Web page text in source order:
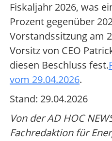
Fiskaljahr 2026, was
Prozent gegenüber
Vorstandssitzung am
Vorsitz von CEO
diesen Beschluss fest.
vom 29.04.2026.
Stand: 29.04.2026
Von der AD HOC
Fachredaktion für